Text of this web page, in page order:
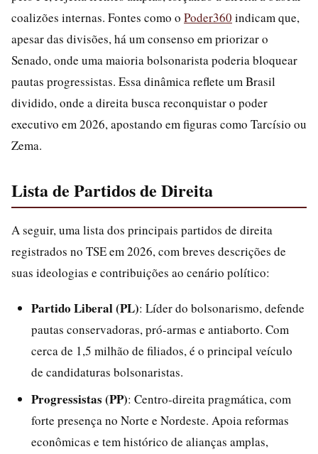
coalizões internas. Fontes como o Poder360 indicam que,
apesar das divisões, há um consenso em priorizar o
Senado, onde uma maioria bolsonarista poderia bloquear
pautas progressistas. Essa dinâmica reflete um Brasil
dividido, onde a direita busca reconquistar o poder
executivo em 2026, apostando em figuras como Tarcísio ou
Zema.
Lista de Partidos de Direita
A seguir, uma lista dos principais partidos de direita
registrados no TSE em 2026, com breves descrições de
suas ideologias e contribuições ao cenário político:
Partido Liberal (PL): Líder do bolsonarismo, defende
pautas conservadoras, pró-armas e antiaborto. Com
cerca de 1,5 milhão de filiados, é o principal veículo
de candidaturas bolsonaristas.
Progressistas (PP): Centro-direita pragmática, com
forte presença no Norte e Nordeste. Apoia reformas
econômicas e tem histórico de alianças amplas,